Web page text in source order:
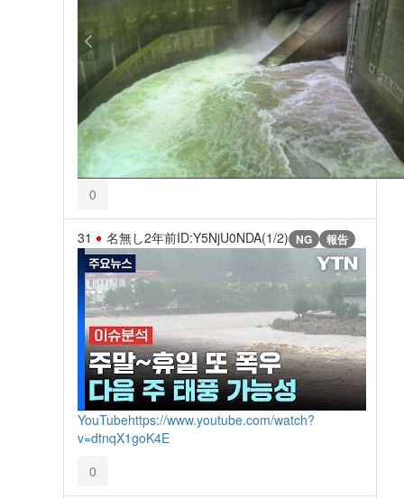
0
31 名無し2年前ID:Y5NjU0NDA(1/2) NG 報告
YouTubehttps://www.youtube.com/watch?
v=dtnqX1goK4E
0